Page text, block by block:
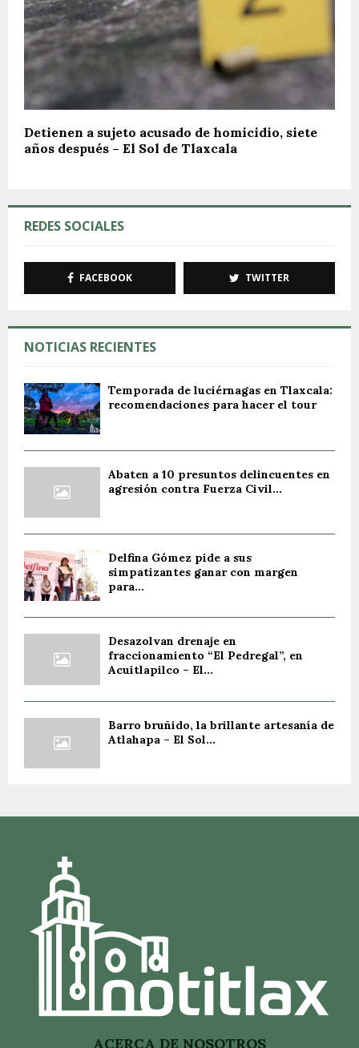
Detienen a sujeto acusado de homicidio, siete
años después – El Sol de Tlaxcala
REDES SOCIALES
FACEBOOK TWITTER
NOTICIAS RECIENTES
Temporada de luciérnagas en Tlaxcala:
recomendaciones para hacer el tour
Abaten a 10 presuntos delincuentes en
agresión contra Fuerza Civil...
Delfina Gómez pide a sus
simpatizantes ganar con margen
para...
Desazolvan drenaje en
fraccionamiento “El Pedregal”, en
Acuitlapilco – El...
Barro bruñido, la brillante artesanía de
Atlahapa – El Sol...
ACERCA DE NOSOTROS